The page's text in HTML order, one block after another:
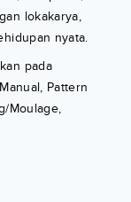
lokakarya,
nyata.
pada
Pattern
Moulage,